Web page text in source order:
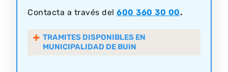
Contacta a través del 600 360 30 00.
TRAMITES DISPONIBLES EN
MUNICIPALIDAD DE BUIN